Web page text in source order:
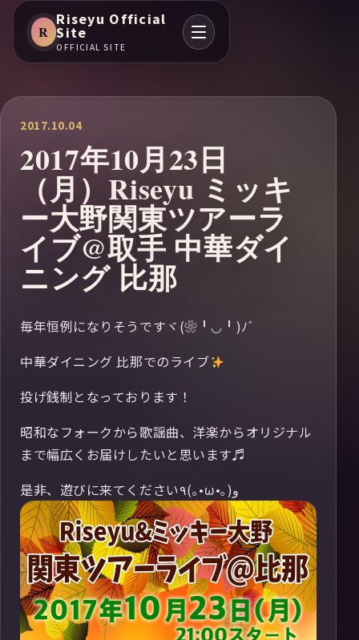
R
Riseyu Official
Site
OFFICIAL SITE
2017.10.04
2017年10月23日
（月）Riseyu ミッキ
ー大野関東ツアーラ
イブ@取手 中華ダイ
ニング 比那
毎年恒例になりそうですヾ(❀╹◡╹)ﾉﾞ
中華ダイニング 比那でのライブ
投げ銭制となっております！
昭和なフォークから歌謡曲、洋楽からオリジナル
まで幅広くお届けしたいと思います♬
是非、遊びに来てください٩(｡•ω•｡) و